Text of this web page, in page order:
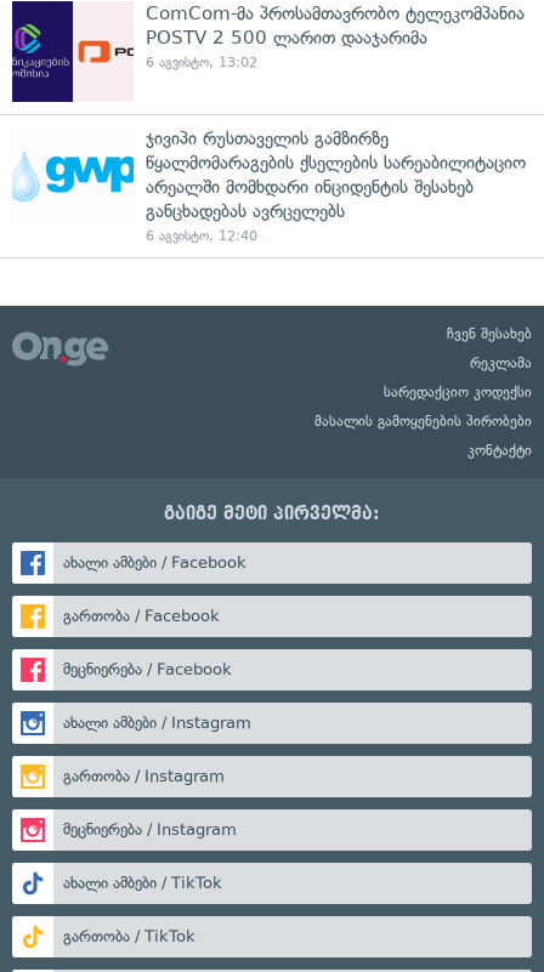
ComCom-მა პროსამთავრობო ტელეკომპანია
POSTV 2 500 ლარით დააჯარიმა
6 აგვისტო, 13:02
ჯივიპი რუსთაველის გამზირზე
წყალმომარაგების ქსელების სარეაბილიტაციო
არეალში მომხდარი ინციდენტის შესახებ
განცხადებას ავრცელებს
6 აგვისტო, 12:40
ჩვენ შესახებ
რეკლამა
სარედაქციო კოდექსი
მასალის გამოყენების პირობები
კონტაქტი
გაიგე მეტი პირველმა:
ახალი ამბები / Facebook
გართობა / Facebook
მეცნიერება / Facebook
ახალი ამბები / Instagram
გართობა / Instagram
მეცნიერება / Instagram
ახალი ამბები / TikTok
გართობა / TikTok